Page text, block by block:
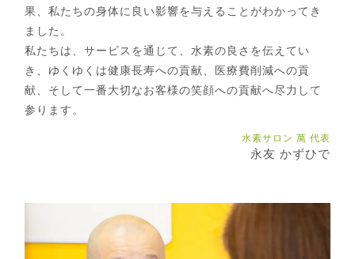
果、私たちの身体に良い影響を与えることがわかってき
ました。
私たちは、サービスを通じて、水素の良さを伝えてい
き、ゆくゆくは健康長寿への貢献、医療費削減への貢
献、そして一番大切なお客様の笑顔への貢献へ尽力して
参ります。
水素サロン 萬 代表
永友 かずひで